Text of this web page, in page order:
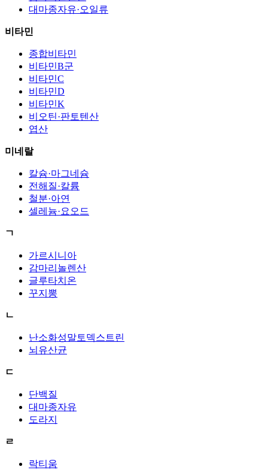
대마종자유·오일류
비타민
종합비타민
비타민B군
비타민C
비타민D
비타민K
비오틴·판토텐산
엽산
미네랄
칼슘·마그네슘
전해질·칼륨
철분·아연
셀레늄·요오드
ㄱ
가르시니아
감마리놀렌산
글루타치온
꾸지뽕
ㄴ
난소화성말토덱스트린
뇌유산균
ㄷ
단백질
대마종자유
도라지
ㄹ
락티움